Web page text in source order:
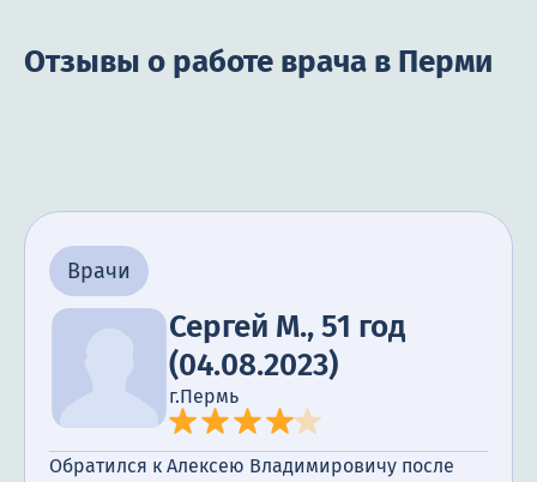
Отзывы о работе врача в Перми
Врачи
Сергей М., 51 год
(04.08.2023)
г.Пермь
Обратился к Алексею Владимировичу после